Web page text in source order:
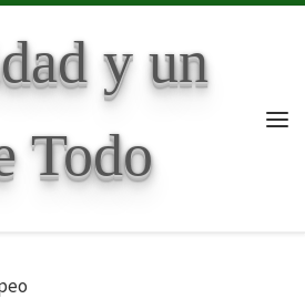
y un
Todo